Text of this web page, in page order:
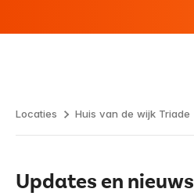
Locaties Huis van de wijk Triade
Updates en nieuws